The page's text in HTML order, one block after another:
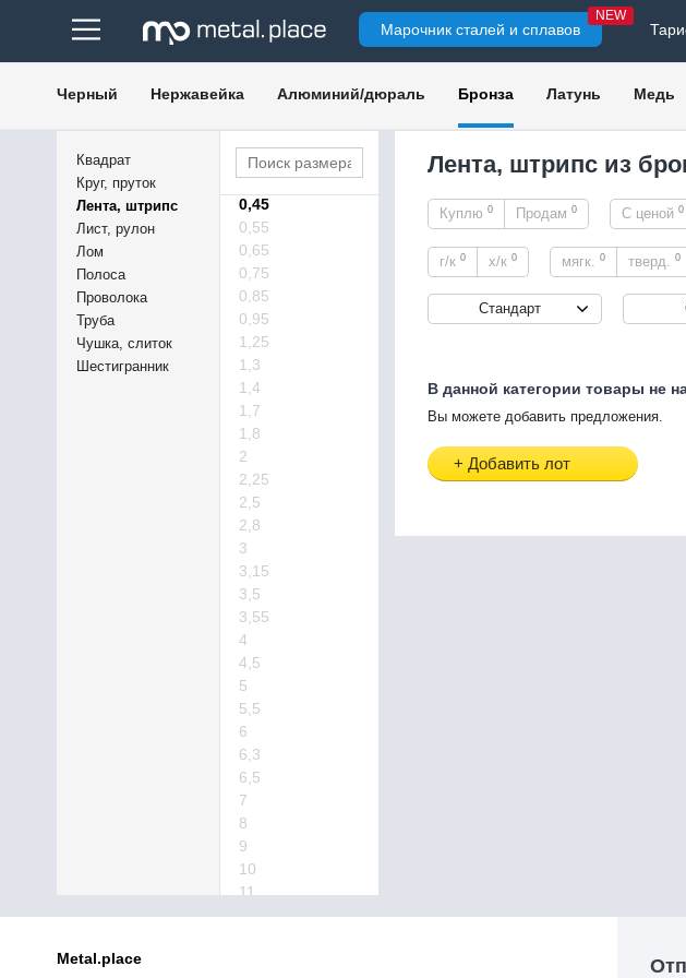
Марочник сталей и сплавов
NEW
Черный Нержавейка Алюминий/дюраль Бронза Латунь Медь
Квадрат
Круг, пруток
Лента, штрипс
Лист, рулон
Лом
Полоса
Проволока
Труба
Чушка, слиток
Шестигранник
1
1,2
1,5
1,6
0,09
0,18
0,22
0,45
0,55
0,65
0,75
0,85
0,95
1,25
1,3
1,4
1,7
1,8
2
2,25
2,5
2,8
3
3,15
3,5
3,55
4
4,5
5
5,5
6
6,3
6,5
7
8
9
10
11
12
Лента, штрипс из
Куплю 0 Продам 0 С ценой 0
г/к 0 х/к 0 мягк. 0 тверд. 0
Стандарт
В данной категории товары не
Вы можете добавить предложения.
+ Добавить лот
Metal.place